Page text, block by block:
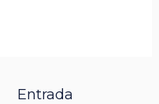
Entrada